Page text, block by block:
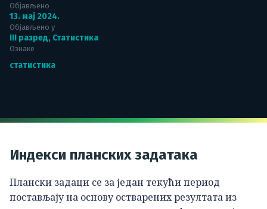
Објављено
13. мај 2024.
Објављено у
III разред, Статистика
Ознаке
статистика
Индекси планских задатака
Плански задаци се за један текући период
постављају на основу остварених резултата из